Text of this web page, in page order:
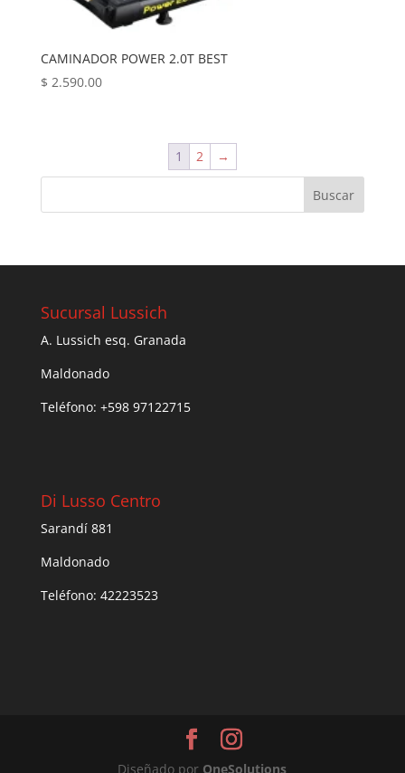
CAMINADOR POWER 2.0T BEST
$ 2.590.00
1 2 →
Sucursal Lussich
A. Lussich esq. Granada
Maldonado
Teléfono: +598 97122715
Di Lusso Centro
Sarandí 881
Maldonado
Teléfono: 42223523
Diseñado por OneSolutions